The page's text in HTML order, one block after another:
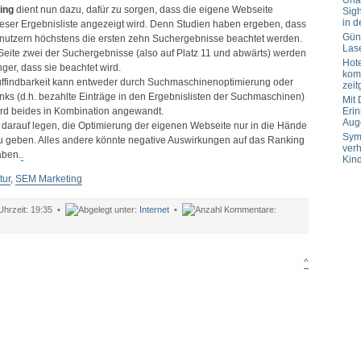
in
Mit
dient nun dazu, dafür zu sorgen, dass die eigene Webseite
Ergebnisliste angezeigt wird. Denn Studien haben ergeben, dass
höchstens die ersten zehn Suchergebnisse beachtet werden.
zwei der Suchergebnisse (also auf Platz 11 und abwärts) werden
dass sie beachtet wird.
kann entweder durch Suchmaschinenoptimierung oder
(d.h. bezahlte Einträge in den Ergebnislisten der Suchmaschinen)
beides in Kombination angewandt.
legen, die Optimierung der eigenen Webseite nur in die Hände
geben. Alles andere könnte negative Auswirkungen auf das Ranking
.
, SEM Marketing
19:35 • Internet•
^